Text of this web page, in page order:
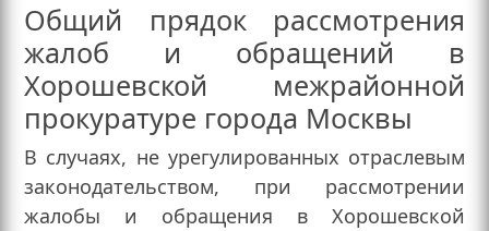
Общий прядок рассмотрения
жалоб и обращений в
Хорошевской межрайонной
прокуратуре города Москвы
В случаях, не урегулированных отраслевым
законодательством, при рассмотрении
жалобы и обращения в Хорошевской